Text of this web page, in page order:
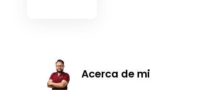
Acerca de mi